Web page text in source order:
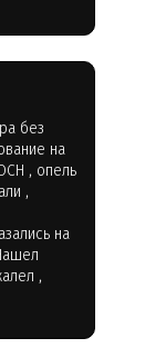
без
на
, опель
,
на
,